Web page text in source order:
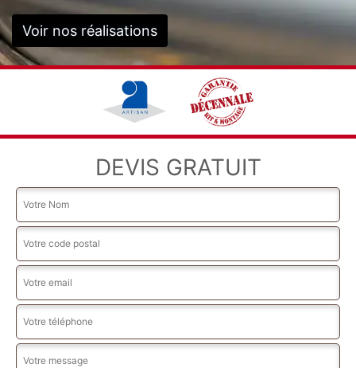
Voir nos réalisations
DEVIS GRATUIT